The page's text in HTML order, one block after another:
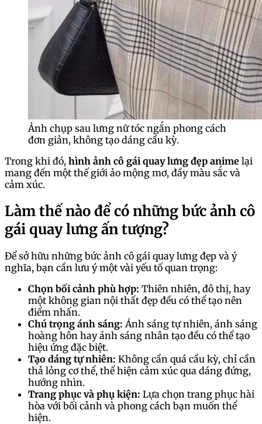
Ảnh chụp sau lưng nữ tóc ngắn phong cách
đơn giản, không tạo dáng cầu kỳ.
Trong khi đó, hình ảnh cô gái quay lưng đẹp anime lại
mang đến một thế giới ảo mộng mơ, đầy màu sắc và
cảm xúc.
Làm thế nào để có những bức ảnh cô
gái quay lưng ấn tượng?
Để sở hữu những bức ảnh cô gái quay lưng đẹp và ý
nghĩa, bạn cần lưu ý một vài yếu tố quan trọng:
Chọn bối cảnh phù hợp: Thiên nhiên, đô thị, hay
một không gian nội thất đẹp đều có thể tạo nên
điểm nhấn.
Chú trọng ánh sáng: Ánh sáng tự nhiên, ánh sáng
hoàng hôn hay ánh sáng nhân tạo đều có thể tạo
hiệu ứng đặc biệt.
Tạo dáng tự nhiên: Không cần quá cầu kỳ, chỉ cần
thả lỏng cơ thể, thể hiện cảm xúc qua dáng đứng,
hướng nhìn.
Trang phục và phụ kiện: Lựa chọn trang phục hài
hòa với bối cảnh và phong cách bạn muốn thể
hiện.